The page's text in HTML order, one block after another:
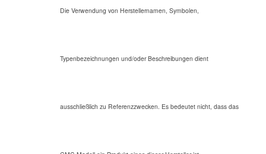
Die Verwendung von Herstellernamen, Symbolen,
Typenbezeichnungen und/oder Beschreibungen dient
ausschließlich zu Referenzzwecken. Es bedeutet nicht, dass das